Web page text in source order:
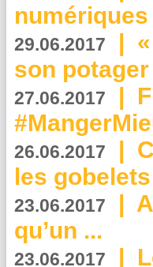
numériques
29.06.2017 |
son potager
27.06.2017 |
26.06.2017 |
les
23.06.2017 |
qu’un ...
23.06.2017 |